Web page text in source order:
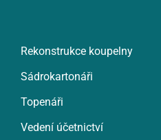
Rekonstrukce koupelny
Sádrokartonáři
Topenáři
Vedení účetnictví